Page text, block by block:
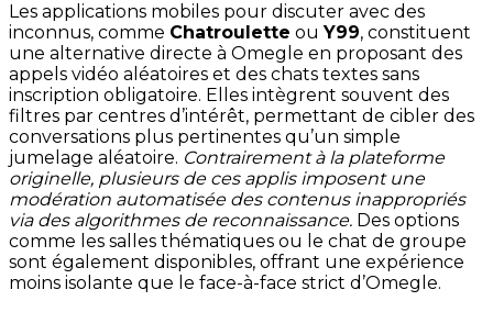
Les applications mobiles pour discuter avec des
inconnus, comme Chatroulette ouY99, constituent
une alternative directe à Omegle en proposant des
appels vidéo aléatoires et des chats textes sans
inscription obligatoire. Elles intègrent souvent des
filtres par centres d’intérêt, permettant de cibler des
conversations plus pertinentes qu’un simple
jumelage aléatoire. Contrairement à la plateforme
originelle, plusieurs de ces applis imposent une
modération automatisée des contenus inappropriés
via des algorithmes de reconnaissance. Des options
comme les salles thématiques ou le chat de groupe
sont également disponibles, offrant une expérience
moins isolante que le face-à-face strict d’Omegle.